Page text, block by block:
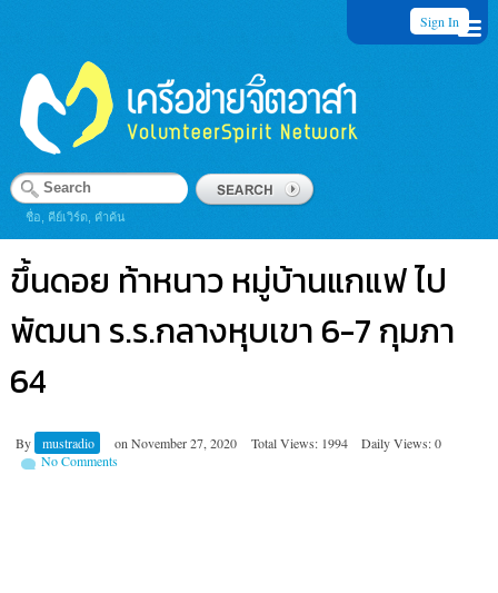
Sign In
ชื่อ, คีย์เวิร์ด, คำค้น
ขึ้นดอย ท้าหนาว หมู่บ้านแกแฟ ไป
พัฒนา ร.ร.กลางหุบเขา 6-7 กุมภา
64
By mustradio on November 27, 2020 Total Views: 1994
Daily Views: 0
No Comments